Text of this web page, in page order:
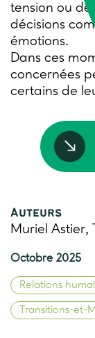
tension ou de
décisions
émotions.
Dans ces
concernées
certains de
Auteurs
Muriel Astier,
Octobre 2025
Relations
Transitions-et-